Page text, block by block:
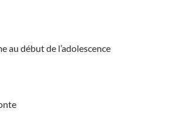
au début de l’adolescence